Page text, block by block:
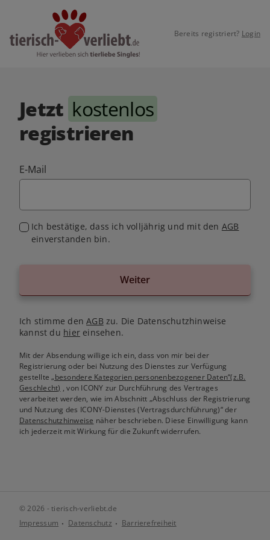
Bereits registriert? Login
Jetzt kostenlos
registrieren
E-Mail
Ich bestätige, dass ich volljährig und mit den AGB
einverstanden bin.
Weiter
Ich stimme denAGB zu. Die Datenschutzhinweise
kannst du hiereinsehen.
Mit der Absendung willige ich ein, dass von mir bei der
Registrierung oder bei Nutzung des Dienstes zur Verfügung
gestellte„besondere Kategorien personenbezogener Daten“(z.B.
Geschlecht) , von ICONY zur Durchführung des Vertrages
verarbeitet werden, wie im Abschnitt „Abschluss der Registrierung
und Nutzung des ICONY-Dienstes (Vertragsdurchführung)“ der
Datenschutzhinweise näher beschrieben. Diese Einwilligung kann
ich jederzeit mit Wirkung für die Zukunft widerrufen.
© 2026 - tierisch-verliebt.de
Impressum
Datenschutz Barrierefreiheit